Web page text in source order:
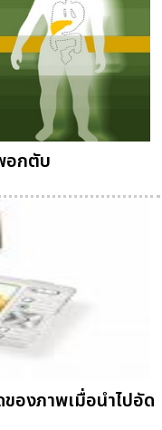
อกตับ
องภาพเมื่อนำไปอัด